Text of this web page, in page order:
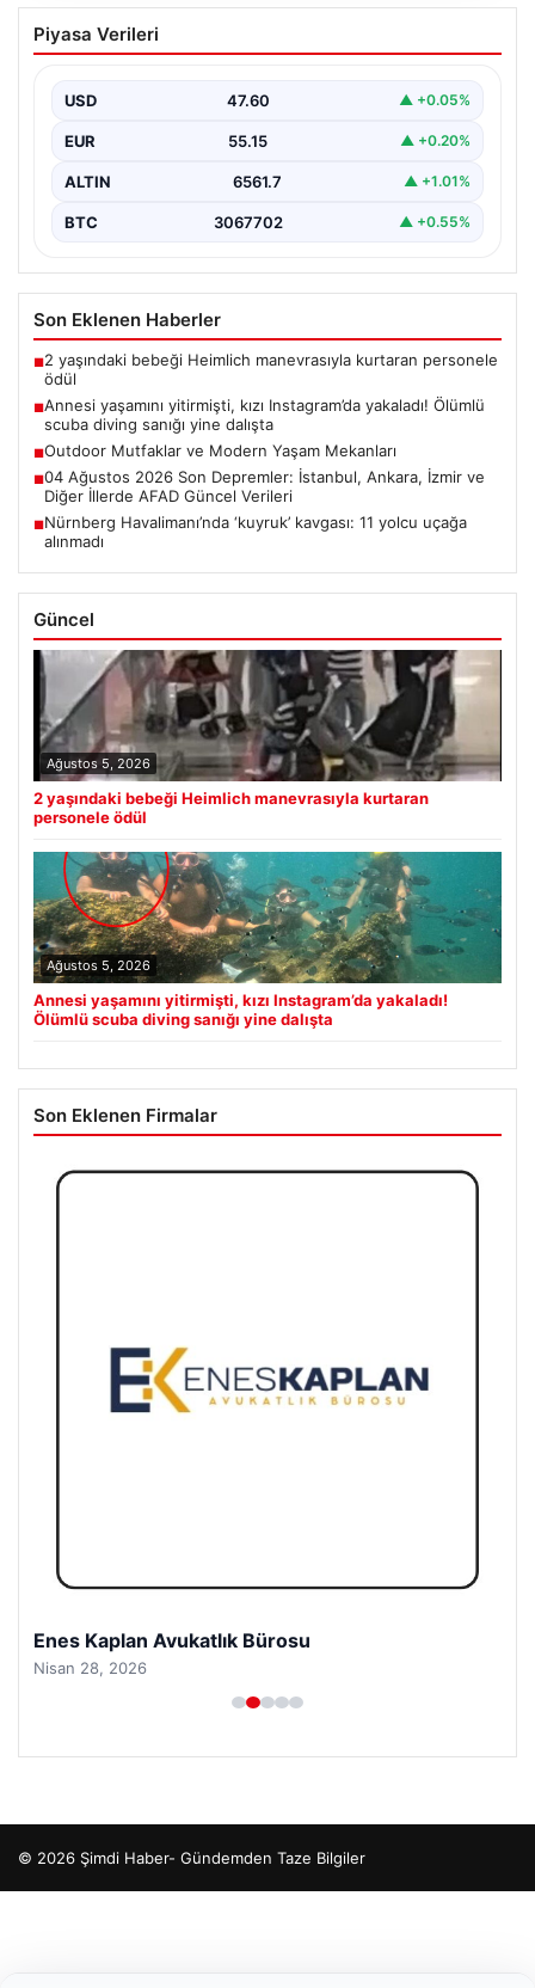
Annesi yaşamını yitirmişti, kızı
Instagram’da yakaladı! Ölümlü scuba
Piyasa Verileri
USD 47.60 ▲ +0.05%
EUR 55.15 ▲ +0.20%
ALTIN 6561.7 ▲ +1.01%
BTC 3067702 ▲ +0.55%
Son Eklenen Haberler
■2 yaşındaki bebeği Heimlich manevrasıyla kurtaran personele
ödül
■Annesi yaşamını yitirmişti, kızı Instagram’da yakaladı! Ölümlü
scuba diving sanığı yine dalışta
■Outdoor Mutfaklar ve Modern Yaşam Mekanları
■04 Ağustos 2026 Son Depremler: İstanbul, Ankara, İzmir ve
Diğer İllerde AFAD Güncel Verileri
■Nürnberg Havalimanı’nda ‘kuyruk’ kavgası: 11 yolcu uçağa
alınmadı
Güncel
Ağustos 5, 2026
2 yaşındaki bebeği Heimlich manevrasıyla kurtaran
personele ödül
Ağustos 5, 2026
Annesi yaşamını yitirmişti, kızı Instagram’da yakaladı!
Ölümlü scuba diving sanığı yine dalışta
Son Eklenen Firmalar
Enes Kaplan Avukatlık Bürosu
Nisan 28, 2026
© 2026 Şimdi Haber- Gündemden Taze Bilgiler